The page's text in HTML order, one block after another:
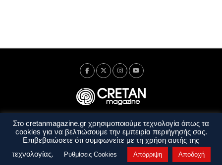
Ταυτότητα Πολιτική Απορρήτου
Όροι Χρήσης
Όροι και Προϋποθέσεις
Στο cretanmagazine.gr χρησιμοποιούμε τεχνολογία όπως τα
cookies για να βελτιώσουμε την εμπειρία περιήγησής σας.
Επιβεβαιώσετε ότι συμφωνείτε με τη χρήση αυτής της
τεχνολογίας.
Ρυθμίσεις Cookies Απόρριψη Αποδοχή